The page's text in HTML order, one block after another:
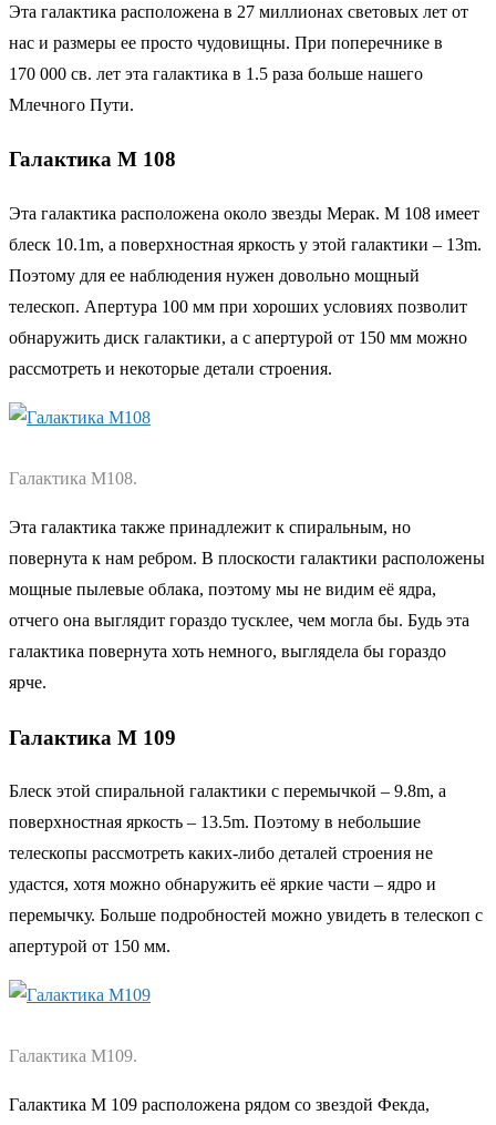
Эта галактика расположена в 27 миллионах световых лет от
нас и размеры ее просто чудовищны. При поперечнике в
170 000 св. лет эта галактика в 1.5 раза больше нашего
Млечного Пути.
Галактика М 108
Эта галактика расположена около звезды Мерак. М 108 имеет
блеск 10.1m, а поверхностная яркость у этой галактики – 13m.
Поэтому для ее наблюдения нужен довольно мощный
телескоп. Апертура 100 мм при хороших условиях позволит
обнаружить диск галактики, а с апертурой от 150 мм можно
рассмотреть и некоторые детали строения.
Галактика М108.
Эта галактика также принадлежит к спиральным, но
повернута к нам ребром. В плоскости галактики расположены
мощные пылевые облака, поэтому мы не видим её ядра,
отчего она выглядит гораздо тусклее, чем могла бы. Будь эта
галактика повернута хоть немного, выглядела бы гораздо
ярче.
Галактика М 109
Блеск этой спиральной галактики с перемычкой – 9.8m, а
поверхностная яркость – 13.5m. Поэтому в небольшие
телескопы рассмотреть каких-либо деталей строения не
удастся, хотя можно обнаружить её яркие части – ядро и
перемычку. Больше подробностей можно увидеть в телескоп с
апертурой от 150 мм.
Галактика М109.
Галактика М 109 расположена рядом со звездой Фекда,